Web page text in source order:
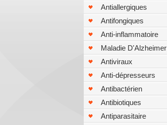
Antiallergiques
Antifongiques
Anti-inflammatoire
Maladie D'Alzheimer
Antiviraux
Anti-dépresseurs
Antibactérien
Antibiotiques
Antiparasitaire